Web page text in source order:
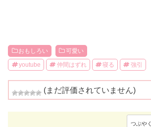
おもしろい 可愛い
youtube 仲間はずれ 寝る 強引
(まだ評価されていません)
つぶやく